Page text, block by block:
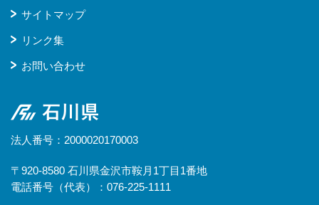
サイトマップ
リンク集
お問い合わせ
石川県
法人番号：2000020170003
〒920-8580 石川県金沢市鞍月1丁目1番地
電話番号（代表）：076-225-1111